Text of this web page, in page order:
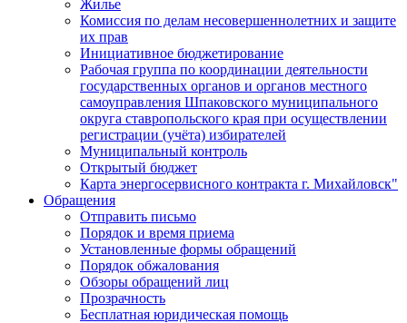
Жилье
Комиссия по делам несовершеннолетних и защите
их прав
Инициативное бюджетирование
Рабочая группа по координации деятельности
государственных органов и органов местного
самоуправления Шпаковского муниципального
округа ставропольского края при осуществлении
регистрации (учёта) избирателей
Муниципальный контроль
Открытый бюджет
Карта энергосервисного контракта г. Михайловск"
Обращения
Отправить письмо
Порядок и время приема
Установленные формы обращений
Порядок обжалования
Обзоры обращений лиц
Прозрачность
Бесплатная юридическая помощь